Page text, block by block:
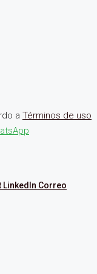
a Términos de uso
LinkedIn Correo